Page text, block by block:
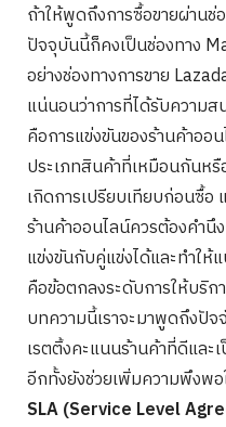
ถ้าให้พูดถึงการซื้อขายผ่าน
ปัจจุบันนี้ก็คงเป็นช่องทาง
อย่างช่องทางการขาย
แน่นอนว่าการที่ได้รับความ
คือการแข่งขันของร้านค้าออ
ประเภทสินค้าที่เหมือนกันห
เกิดการเปรียบเทียบก่อนซื้อ
ร้านค้าออนไลน์ควรต้องคำนึ
แข่งขันกับคู่แข่งได้และทำให้
คือข้อตกลงระดับการให้บริ
บทความนี้เราจะมาพูดถึงปั
เรตติ้งคะแนนร้านค้าที่ดีและ
อีกทั้งยังช่วยเพิ่มความพึงพ
SLA (Service Level